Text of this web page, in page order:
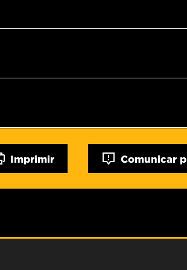
Imprimir Comunicar